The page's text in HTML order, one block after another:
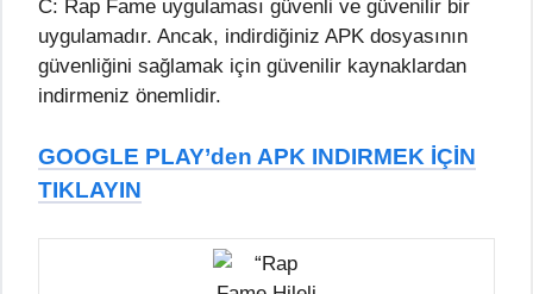
C: Rap Fame uygulaması güvenli ve güvenilir bir
uygulamadır. Ancak, indirdiğiniz APK dosyasının
güvenliğini sağlamak için güvenilir kaynaklardan
indirmeniz önemlidir.
GOOGLE PLAY’den APK INDIRMEK İÇİN
TIKLAYIN